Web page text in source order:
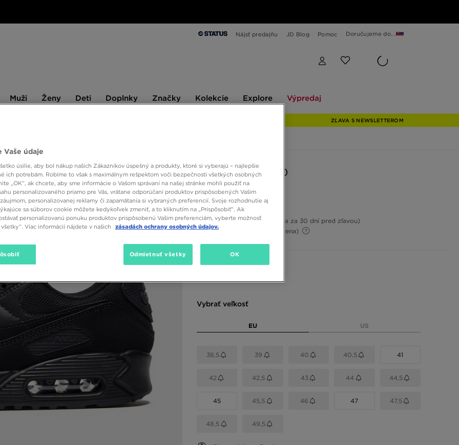
Nájsť predajňu JD Blog Pomoc Doručujeme do...
Muži Ženy Deti Doplnky Značky Kolekcie Explore Výpredaj
ZĽAVA S NEWSLETTEROM
NIKE AIR MAX 90
104,00 €
120,00 € -13%
(Najnižšia cena za 30 dní pred zľavou)
150,00 €
(Počiatočná cena)
Dostupné farby
Vybrať veľkosť
EU US
38,5 39 40 40,5 41
42 42,5 43 44 44,5
45 45,5 46 47 47,5
48,5 49,5
Vaše údaje
úsilie, aby bol nákup našich Zákazníkov úspešný a produkty, ktoré si vyberajú – najlepšie
ich potrebám. Robíme to však s maximálnym rešpektom voči bezpečnosti všetkých osobných
„OK”, ak chcete, aby sme informácie o Vašom správaní na našej stránke mohli použiť na
personalizovaného priamo pre Vás, vrátane odporúčaní produktov prispôsobených Vašim
personalizovanej reklamy či zapamätania si vybraných preferencií. Svoje rozhodnutie aj
sa súborov cookie môžete kedykoľvek zmeniť, a to kliknutím na „Prispôsobiť”. Ak
personalizovanú ponuku produktov prispôsobenú Vašim preferenciám, vyberte možnosť
Viac informácií nájdete v našich
zásadách ochrany osobných údajov.
Odmietnuť všetky OK